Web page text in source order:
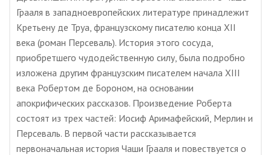
Грааля в западноевропейских литературе принадлежит
Кретьену де Труа, французскому писателю конца XII
века (роман Персеваль). История этого сосуда,
приобретшего чудодейственную силу, была подробно
изложена другим французcким писателем начала XIII
века Робертом де Бороном, на основании
апокрифических рассказов. Произведение Роберта
состоят из трех частей: Иосиф Аримафейский, Мерлин и
Персеваль. В первой части рассказывается
первоначальная история Чаши Грааля и повествуется о